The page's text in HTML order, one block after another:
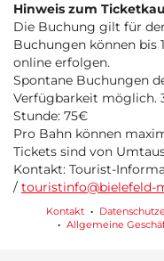
Hinweis zum
Die Buchung gilt für
Buchungen können bis
online erfolgen.
Spontane Buchungen
Verfügbarkeit möglich.
Stunde: 75€
Pro Bahn können
Tickets sind von
Kontakt: Tourist-
/ touristinfo@bielefeld-
Kontakt
Allgemeine